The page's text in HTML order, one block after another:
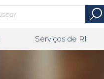
Serviços de RI